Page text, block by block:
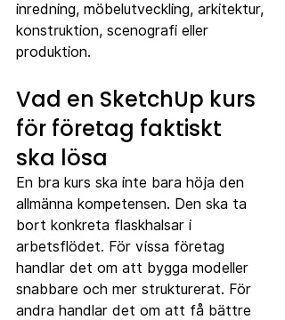
inredning, möbelutveckling, arkitektur,
konstruktion, scenografi eller
produktion.
Vad en SketchUp kurs
för företag faktiskt
ska lösa
En bra kurs ska inte bara höja den
allmänna kompetensen. Den ska ta
bort konkreta flaskhalsar i
arbetsflödet. För vissa företag
handlar det om att bygga modeller
snabbare och mer strukturerat. För
andra handlar det om att få bättre